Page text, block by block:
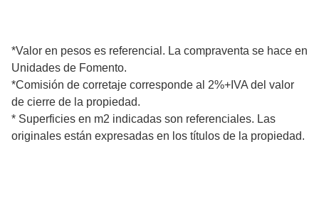
*Valor en pesos es referencial. La compraventa se hace en
Unidades de Fomento.
*Comisión de corretaje corresponde al 2%+IVA del valor
de cierre de la propiedad.
* Superficies en m2 indicadas son referenciales. Las
originales están expresadas en los títulos de la propiedad.